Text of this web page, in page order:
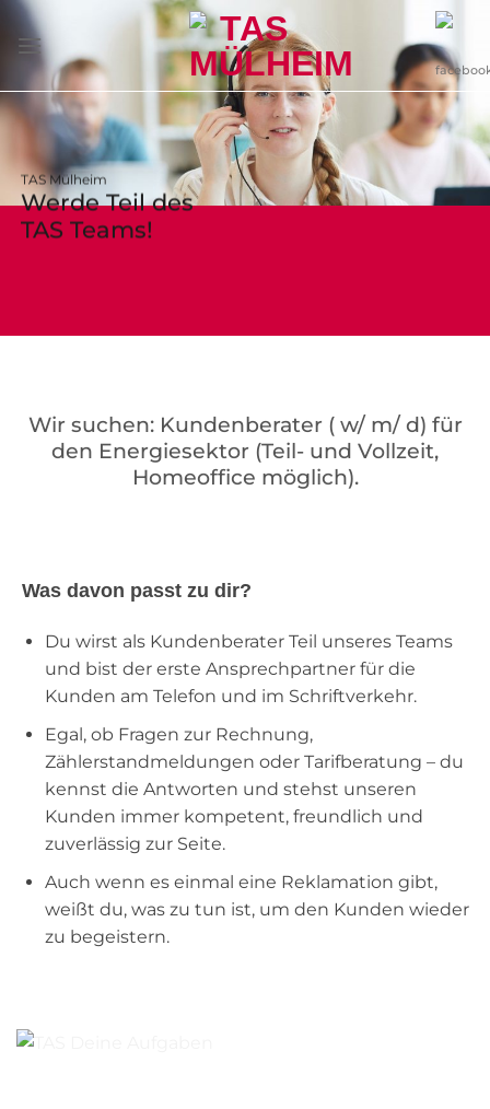
Zum
Inhalt
springen
TAS Mülheim
Werde Teil des
TAS Teams!
Wir suchen: Kundenberater ( w/ m/ d) für
den Energiesektor (Teil- und Vollzeit,
Homeoffice möglich).
Was davon passt zu dir?
Du wirst als Kundenberater Teil unseres Teams
und bist der erste Ansprechpartner für die
Kunden am Telefon und im Schriftverkehr.
Egal, ob Fragen zur Rechnung,
Zählerstandmeldungen oder Tarifberatung – du
kennst die Antworten und stehst unseren
Kunden immer kompetent, freundlich und
zuverlässig zur Seite.
Auch wenn es einmal eine Reklamation gibt,
weißt du, was zu tun ist, um den Kunden wieder
zu begeistern.